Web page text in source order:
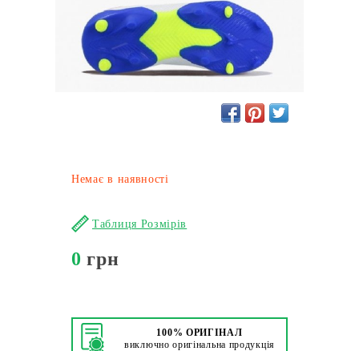
Немає в наявності
Таблиця Розмірів
0 грн
100% ОРИГІНАЛ
виключно оригінальна продукція